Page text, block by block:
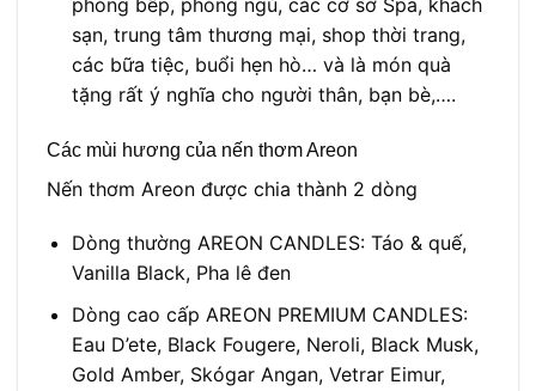
sạn, trung tâm thương mại, shop thời trang,
các bữa tiệc, buổi hẹn hò… và là món quà
tặng rất ý nghĩa cho người thân, bạn bè,….
Các mùi hương của nến thơm Areon
Nến thơm Areon được chia thành 2 dòng
Dòng thường AREON CANDLES: Táo & quế,
Vanilla Black, Pha lê đen
Dòng cao cấp AREON PREMIUM CANDLES:
Eau D’ete, Black Fougere, Neroli, Black Musk,
Gold Amber, Skógar Angan, Vetrar Eimur,